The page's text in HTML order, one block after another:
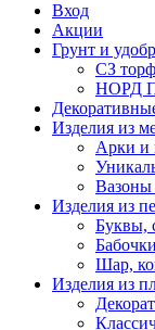
Вход
Акции
Грунт и
СЗ
НОРД
Изделия из
Арки и
Вазоны
Изделия из
Буквы,
Шар,
Изделия из